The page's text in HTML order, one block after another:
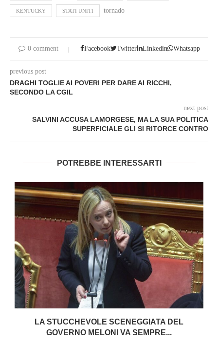
KENTUCKY STATI UNITI tornado
0 comment Facebook Twitter Linkedin Whatsapp
previous post
DRAGHI TOGLIE AI POVERI PER DARE AI RICCHI,
SECONDO LA CGIL
next post
SALVINI ACCUSA LAMORGESE, MA LA SUA POLITICA
SUPERFICIALE GLI SI RITORCE CONTRO
POTREBBE INTERESSARTI
LA STUCCHEVOLE SCENEGGIATA DEL
GOVERNO MELONI VA SEMPRE...